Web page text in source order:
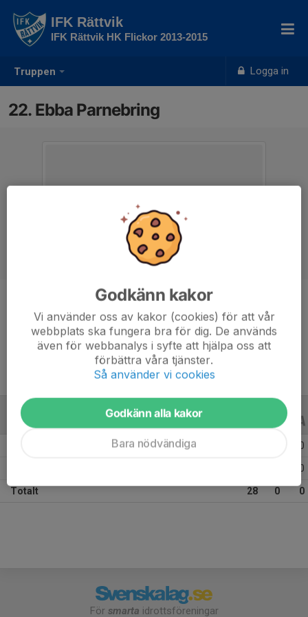
Truppen Logga in
IFK Rättvik
IFK Rättvik HK Flickor 2013-2015
22. Ebba Parnebring
Ålder
12 år
ALLA SERIER
0
0
Totalt 28 0 0
För smarta idrottsföreningar
Godkänn kakor
Vi använder oss av kakor (cookies) för att vår
webbplats ska fungera bra för dig. De används
även för webbanalys i syfte att hjälpa oss att
förbättra våra tjänster.
Så använder vi cookies
Godkänn alla kakor
Bara nödvändiga